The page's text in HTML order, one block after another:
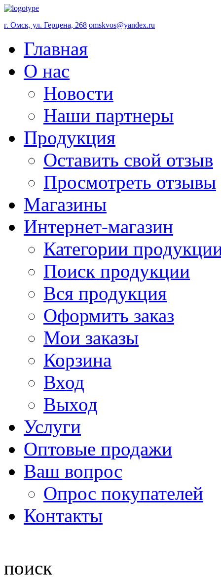
г. Омск, ул. Герцена, 268 omskvos@yandex.ru
Главная
О нас
Новости
Наши партнеры
Продукция
Оставить свой отзыв
Просмотреть отзывы
Магазины
Интернет-магазин
Категории
Поиск продукции
Вся продукция
Оформить заказ
Мои заказы
Корзина
Вход
Выход
Услуги
Оптовые продажи
Ваш вопрос
Опрос покупателей
Контакты
поиск